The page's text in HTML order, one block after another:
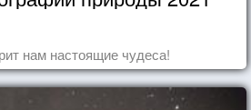
нам настоящие чудеса!